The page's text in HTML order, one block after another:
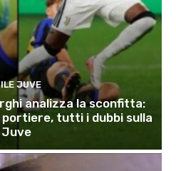
JUVE
analizza la sconfitta:
portiere, tutti i dubbi sulla
Juve